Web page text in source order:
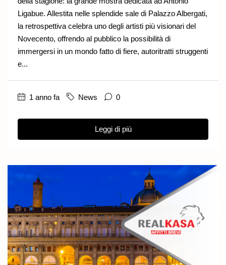
Ligabue. Allestita nelle splendide sale di Palazzo Albergati,
la retrospettiva celebra uno degli artisti più visionari del
Novecento, offrendo al pubblico la possibilità di
immergersi in un mondo fatto di fiere, autoritratti struggenti
e...
1 anno fa News 0
Leggi di più